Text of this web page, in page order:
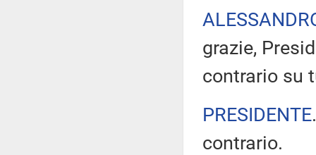
grazie,
contrario su
PRESIDENTE
contrario.